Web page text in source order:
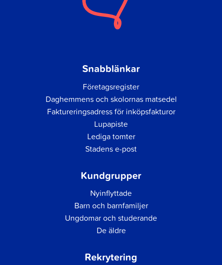
Snabblänkar
Företagsregister
Daghemmens och skolornas matsedel
Faktureringsadress för inköpsfakturor
Lupapiste
Lediga tomter
Stadens e-post
Kundgrupper
Nyinflyttade
Barn och barnfamiljer
Ungdomar och studerande
De äldre
Rekrytering